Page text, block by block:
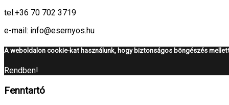
tel:+36 70 702 3719
e-mail: info@esernyos.hu
A weboldalon cookie-kat használunk, hogy biztonságos böngészés
Rendben!
Fenntartó